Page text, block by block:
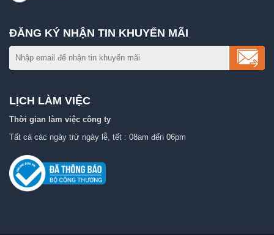
ĐĂNG KÝ NHẬN TIN KHUYẾN MÃI
LỊCH LÀM VIỆC
Thời gian làm việc công ty
Tất cả các ngày trừ ngày lễ, tết : 08am đến 06pm